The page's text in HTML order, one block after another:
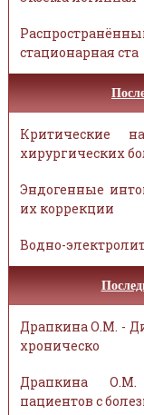
стационарная ста
Критические
хирургических
Эндогенные
их коррекции
Водно-
Драпкина О.М. -
хроническо
Драпкина О.М.
пациентов с